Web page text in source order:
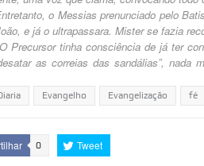
o Messias prenunciado pelo Batista
e já o ultrapassara. Mister se fazia
tinha consciência de já ter
as correias das sandálias”,
Evangelho Evangelização fé
0 Tweet